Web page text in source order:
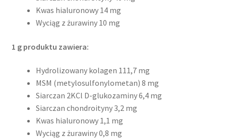
Kwas hialuronowy 14 mg
Wyciąg z żurawiny 10 mg
1 g produktu zawiera:
Hydrolizowany kolagen 111,7 mg
MSM (metylosulfonylometan) 8 mg
Siarczan 2KCl D-glukozaminy 6,4 mg
Siarczan chondroityny 3,2 mg
Kwas hialuronowy 1,1 mg
Wyciąg z żurawiny 0,8 mg